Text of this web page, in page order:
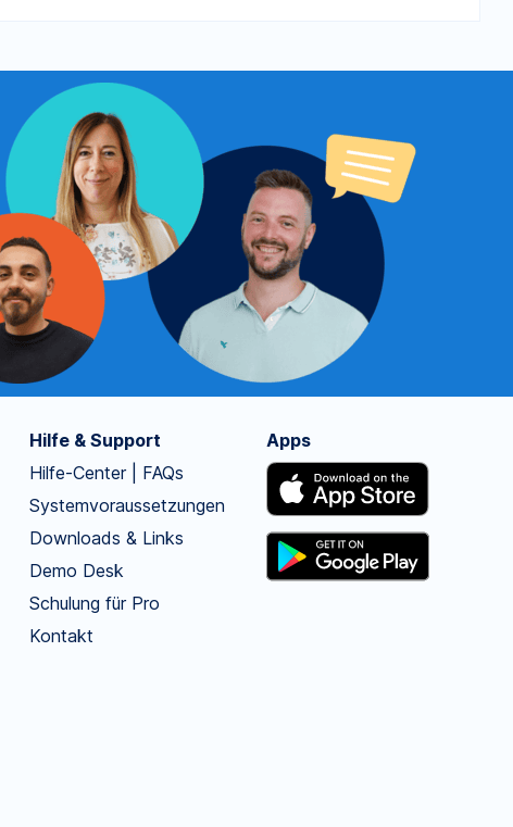
Hilfe & Support
Hilfe-Center | FAQs
Systemvoraussetzungen
Downloads & Links
Demo Desk
Schulung für Pro
Kontakt
Apps